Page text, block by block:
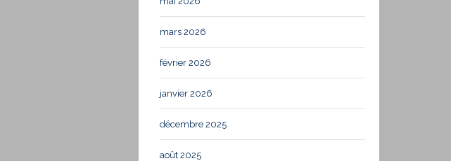
mars 2026
février 2026
janvier 2026
décembre 2025
août 2025